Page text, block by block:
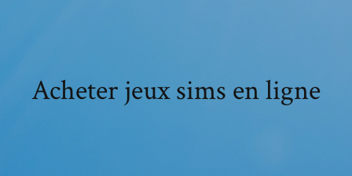
Acheter jeux sims en ligne